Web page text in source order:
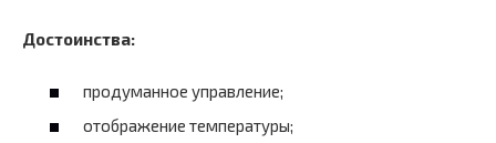
Достоинства:
продуманное управление;
отображение температуры;